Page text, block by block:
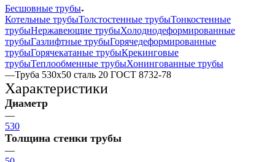
Бесшовные трубы
Котельные трубыТолстостенные трубыТонкостенные
трубыНержавеющие трубыХолоднодеформированные
трубыГазлифтные трубыГорячедеформированные
трубыГорячекатаные трубыКрекинговые
трубыТеплообменные трубыХонингованные трубы
—Труба 530х50 сталь 20 ГОСТ 8732-78
Характеристики
Диаметр
—
530
Толщина стенки трубы
—